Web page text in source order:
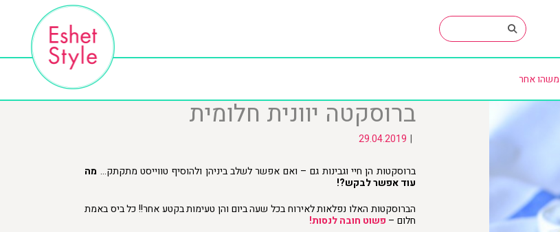
משהו אחר
ברוסקטה יוונית חלומית
|
29.04.2019
ברוסקטות הן חיי וגבינות גם – ואם אפשר לשלב ביניהן ולהוסיף טווייסט מתקתק… מה
עוד אפשר לבקש?!
הברוסקטות האלו נפלאות לאירוח בכל שעה ביום והן טעימות בקטע אחר!! כל ביס באמת
חלום – פשוט חובה לנסות!